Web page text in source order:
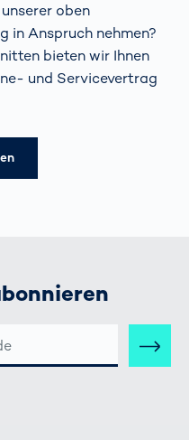
oben
in Anspruch nehmen?
bieten wir Ihnen
und Servicevertrag